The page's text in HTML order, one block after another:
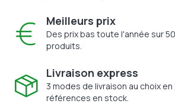
Meilleurs prix
Des prix bas toute l'année sur
produits.
Livraison express
3 modes de livraison au choix
références en stock.